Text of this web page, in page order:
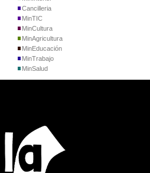
Cancilleria
MinTIC
MinCultura
MinAgricultura
MinEducación
MinTrabajo
MinSalud